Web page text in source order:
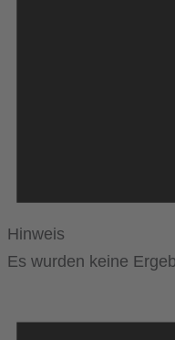
Hinweis
Es wurden keine